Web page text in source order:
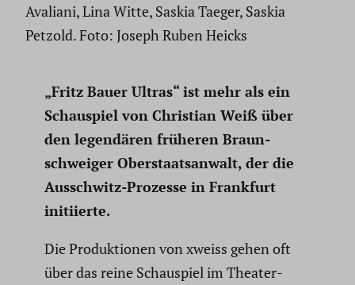
Avaliani, Lina Witte, Saskia Taeger, Saskia
Petzold. Foto: Joseph Ruben Heicks
„Fritz Bauer Ultras“ ist mehr als ein
Schau­spiel von Christian Weiß über
den legen­dären früheren Braun­
schweiger Oberstaats­an­walt, der die
Ausschwitz-Prozesse in Frankfurt
initi­ierte.
Die Produk­tionen von xweiss gehen oft
über das reine Schau­spiel im Theater­